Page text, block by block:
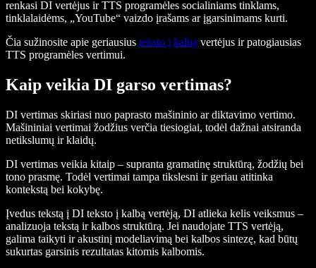
renkasi DI vertėjus ir TTS programėles socialiniams tinklams,
tinklalaidėms, „YouTube“ vaizdo įrašams ar įgarsinimams kurti.
Čia sužinosite apie geriausius teksto į kalbą vertėjus ir patogiausias
TTS programėles vertimui.
Kaip veikia DI garso vertimas?
DI vertimas skiriasi nuo paprasto mašininio ar diktavimo vertimo.
Mašininiai vertimai žodžius verčia tiesiogiai, todėl dažnai atsiranda
netikslumų ir klaidų.
DI vertimas veikia kitaip – supranta gramatinę struktūrą, žodžių bei
tono prasmę. Todėl vertimai tampa tikslesni ir geriau atitinka
kontekstą bei kokybę.
Įvedus tekstą į DI teksto į kalbą vertėją, DI atlieka kelis veiksmus –
analizuoja tekstą ir kalbos struktūrą. Jei naudojate TTS vertėją,
galima taikyti ir akustinį modeliavimą bei kalbos sintezę, kad būtų
sukurtas garsinis rezultatas kitomis kalbomis.